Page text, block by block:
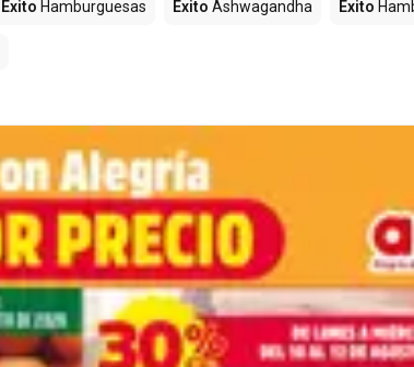
Éxito Hamburguesas Éxito Ashwagandha Éxito